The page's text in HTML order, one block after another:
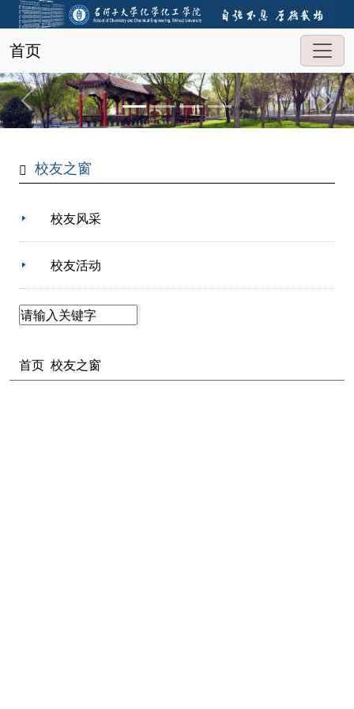
首页
校友之窗
校友风采
校友活动
首页 校友之窗